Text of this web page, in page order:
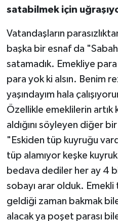
satabilmek için
Vatandaşların
başka bir esnaf da
satamadık. Emekliye
para yok ki alsın. Benim
yaşındayım hala
Özellikle emeklilerin
aldığını söyleyen diğer
"Eskiden tüp kuyruğu
tüp alamıyor keşke
bedava dediler her ay 4
sobayı arar olduk. Emekli
geldiği zaman bakmak
alacak ya poşet parası